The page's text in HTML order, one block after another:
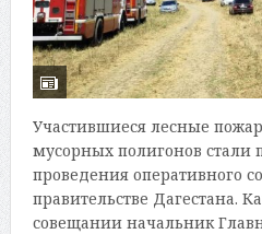
Участившиеся лесные
мусорных полигонов стали
проведения оперативного
правительстве Дагестана.
совещании начальник